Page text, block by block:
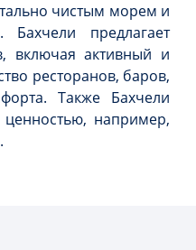
чистым морем и
Бахчели предлагает
включая активный и
ресторанов, баров,
Также Бахчели
ценностью, например,